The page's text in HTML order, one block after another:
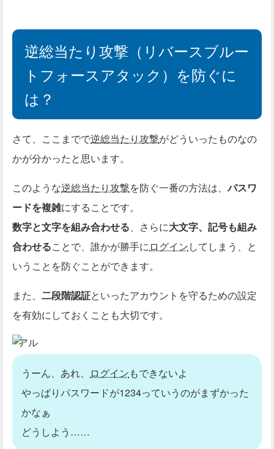
逆総当たり攻撃（リバースブルー
トフォースアタック）を防ぐに
は？
さて、ここまでで逆総当たり攻撃がどういったものなの
かが分かったと思います。
このような逆総当たり攻撃を防ぐ一番の方法は、パスワ
ードを複雑にすることです。
数字と文字を組み合わせる、さらに大文字、記号も組み
合わせることで、誰かが勝手にログインしてしまう、と
いうことを防ぐことができます。
また、 二段階認証といったアカウントを守るための設定
を有効にしておくことも大切です。
アル
うーん、あれ、 ログインもできないよ
やっぱりパスワードが1234っていうのがまずかった
かなぁ
どうしよう……